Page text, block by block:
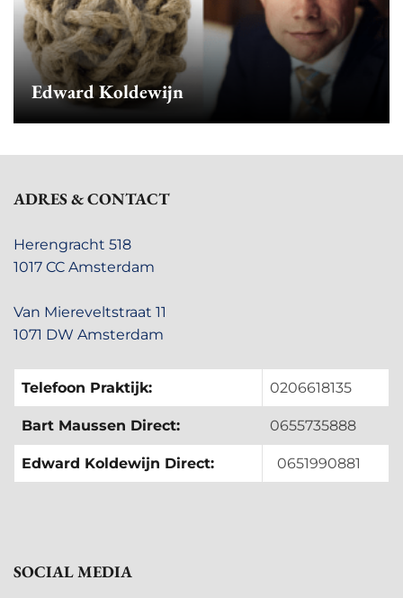
Edward Koldewijn
ADRES & CONTACT
Herengracht 518
1017 CC Amsterdam
Van Miereveltstraat 11
1071 DW Amsterdam
Telefoon Praktijk: 0206618135
Bart Maussen Direct: 0655735888
Edward Koldewijn Direct: 0651990881
SOCIAL MEDIA